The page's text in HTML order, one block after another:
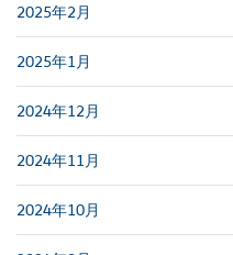
2025年2月
2025年1月
2024年12月
2024年11月
2024年10月